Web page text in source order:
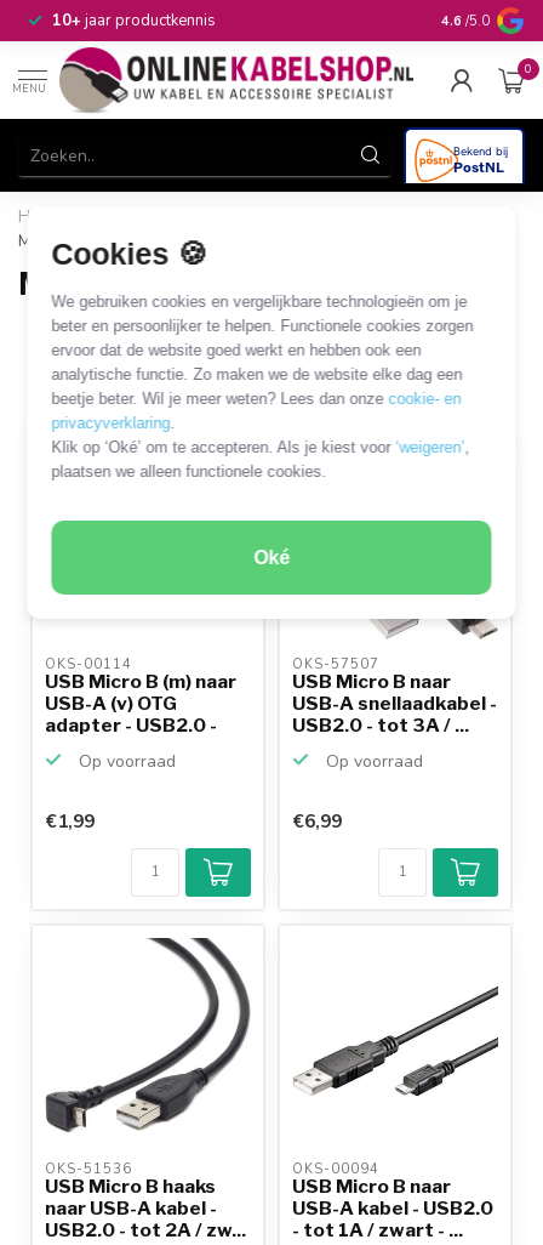
Cookies 🍪
We gebruiken cookies en vergelijkbare technologieën om je
beter en persoonlijker te helpen. Functionele cookies zorgen
ervoor dat de website goed werkt en hebben ook een
analytische functie. Zo maken we de website elke dag een
beetje beter. Wil je meer weten? Lees dan onzecookie- en
privacyverklaring.
Klik op ‘Oké’ om te accepteren. Als je kiest voor ‘weigeren’,
plaatsen we alleen functionele cookies.
Oké
10+jaar productkennis 4.6 /5.0
MENU
0
Home
Micro USB - USB-A - USB2.0
Micro USB - USB-A - USB2.0
177 PRODUCTEN
Filters SORTEER OP
MEEST VERKOCHT
OKS-00114
USB Micro B (m) naar
USB-A (v) OTG
adapter - USB2.0 -
Op voorraad
€1,99
OKS-57507
USB Micro B naar
USB-A snellaadkabel -
USB2.0 - tot 3A / ...
Op voorraad
€6,99
OKS-51536
USB Micro B haaks
naar USB-A kabel -
USB2.0 - tot 2A / zw...
OKS-00094
USB Micro B naar
USB-A kabel - USB2.0
- tot 1A / zwart - ...